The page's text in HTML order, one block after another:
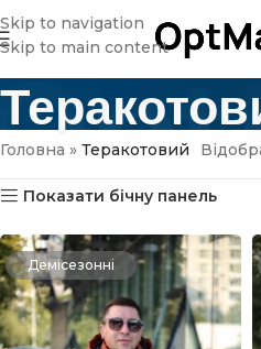
Skip to navigation
Skip to main content
Головна » Теракотовий
Показати бічну панель
Демісезонні